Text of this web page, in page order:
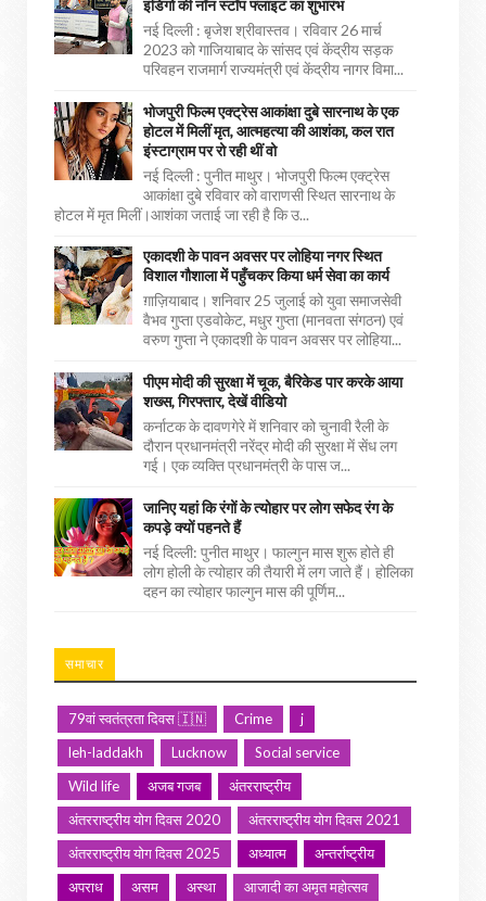
इंडिगो की नॉन स्टॉप फ्लाइट का शुभारंभ
नई दिल्ली : बृजेश श्रीवास्तव। रविवार 26 मार्च
2023 को गाजियाबाद के सांसद एवं केंद्रीय सड़क
परिवहन राजमार्ग राज्यमंत्री एवं केंद्रीय नागर विमा...
भोजपुरी फिल्म एक्ट्रेस आकांक्षा दुबे सारनाथ के एक
होटल में मिलीं मृत, आत्महत्या की आशंका, कल रात
इंस्टाग्राम पर रो रही थीं वो
नई दिल्ली : पुनीत माथुर। भोजपुरी फिल्म एक्ट्रेस
आकांक्षा दुबे रविवार को वाराणसी स्थित सारनाथ के
होटल में मृत मिलीं।आशंका जताई जा रही है कि उ...
एकादशी के पावन अवसर पर लोहिया नगर स्थित
विशाल गौशाला में पहुँचकर किया धर्म सेवा का कार्य
ग़ाज़ियाबाद। शनिवार 25 जुलाई को युवा समाजसेवी
वैभव गुप्ता एडवोकेट, मधुर गुप्ता (मानवता संगठन) एवं
वरुण गुप्ता ने एकादशी के पावन अवसर पर लोहिया...
पीएम मोदी की सुरक्षा में चूक, बैरिकेड पार करके आया
शख्स, गिरफ्तार, देखें वीडियो
कर्नाटक के दावणगेरे में शनिवार को चुनावी रैली के
दौरान प्रधानमंत्री नरेंद्र मोदी की सुरक्षा में सेंध लग
गई। एक व्यक्ति प्रधानमंत्री के पास ज...
जानिए यहां कि रंगों के त्योहार पर लोग सफेद रंग के
कपड़े क्यों पहनते हैं
नई दिल्ली: पुनीत माथुर। फाल्गुन मास शुरू होते ही
लोग होली के त्योहार की तैयारी में लग जाते हैं। होलिका
दहन का त्योहार फाल्गुन मास की पूर्णिम...
समाचार
79वां स्वतंत्रता दिवस 🇮🇳 Crime
j
leh-laddakh
Lucknow
Social service
Wild life
अजब गजब
अंतरराष्ट्रीय
अंतरराष्ट्रीय योग दिवस 2020
अंतरराष्ट्रीय योग दिवस 2021
अंतरराष्ट्रीय योग दिवस 2025
अध्यात्म
अन्तर्राष्ट्रीय
अपराध
असम अस्था
आजादी का अमृत महोत्सव